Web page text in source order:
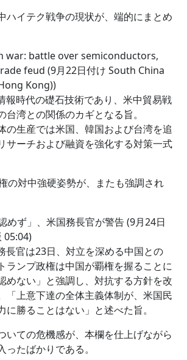
ハイテク戦争の現状が、端的にまとめ
war: battle over semiconductors,
feud (9月22日付け South China
Kong))
報時代の礎石技術であり、米中貿易戦
台湾との関係のカギとなる旨。
の生産では米国、韓国および台湾を追
サーチおよび融資を強化する対策一式
の対中強硬姿勢が、またも強調され
ず」、米国務長官が警告 (9月24日
05:04)
長官は23日、対立を深める中国との
ランプ政権は中国が覇権を握ることに
めない」と強調し、対抗する方針を改
「上意下達の全体主義体制が、米国民
に勝ることはない」と述べた旨。
いての危機感が、本欄を仕上げながら
ったばかりである。